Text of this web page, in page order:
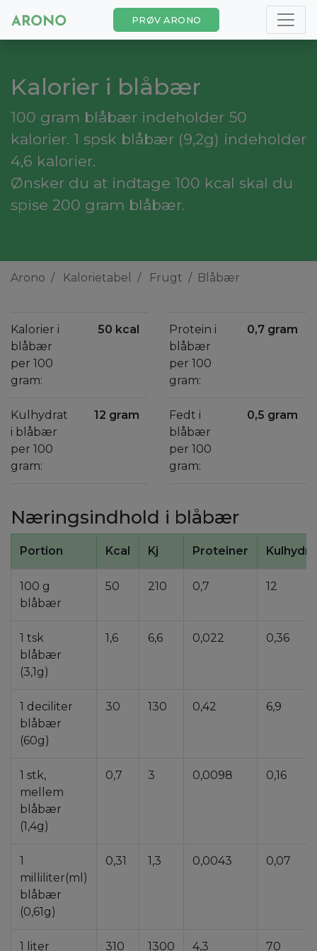
PRØV ARONO
Kalorier i blåbær
100 gram blåbær indeholder 50
kalorier. 1 spsk blåbær (9,2g) indeholder
4,6 kalorier.
Ønsker du at indtage 100 kcal skal du
spise 200 gram blåbær.
Arono Kalorietabel Frugt Blåbær
Kalorier i
blåbær
per 100
gram:
50 kcal
Kulhydrat
i blåbær
per 100
gram:
12 gram
Protein i
blåbær
per 100
gram:
0,7 gram
Fedt i
blåbær
per 100
gram:
0,5 gram
Næringsindhold i blåbær
Portion Kcal Kj Proteiner
100 g
blåbær
50 210 0,7 12
1 tsk
blåbær
(3,1g)
1,6 6,6 0,022 0,36
1 deciliter
blåbær
(60g)
30 130 0,42 6,9
1 stk,
mellem
blåbær
(1,4g)
0,7 3 0,0098 0,16
1
milliliter(ml)
blåbær
(0,61g)
0,31 1,3 0,0043 0,07
1 liter
310 1300 4,3 70